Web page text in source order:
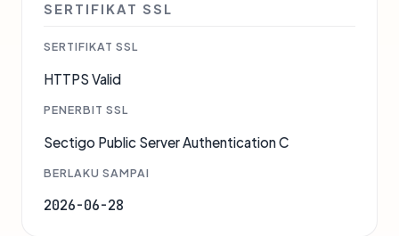
SERTIFIKAT SSL
SERTIFIKAT SSL
HTTPS Valid
PENERBIT SSL
Sectigo Public Server Authentication C
BERLAKU SAMPAI
2026-06-28